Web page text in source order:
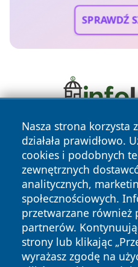
SPRAWDŹ
Nasza strona korzysta
działała prawidłowo.
cookies i podobnych
zewnętrznych
analitycznych,
społecznościowych.
przetwarzane również
partnerów.
strony lub klikając
wyrażasz zgodę na
Copyright © 2026
zastrzeżone.
Polityka